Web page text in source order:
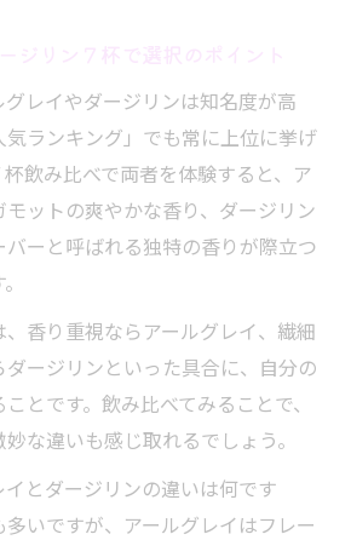
レイやダージリンは知名度が高
気ランキング」でも常に上位に挙げ
飲み比べで両者を体験すると、ア
ットの爽やかな香り、ダージリン
ーと呼ばれる独特の香りが際立つ
香り重視ならアールグレイ、繊細
ージリンといった具合に、自分の
とです。飲み比べてみることで、
な違いも感じ取れるでしょう。
とダージリンの違いは何です
いですが、アールグレイはフレー